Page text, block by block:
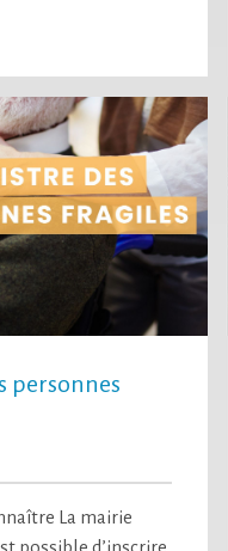
personnes
La mairie